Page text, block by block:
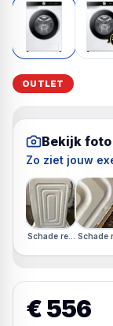
OUTLET
Bekijk
Zo ziet jouw
Schade Schade
€ 556